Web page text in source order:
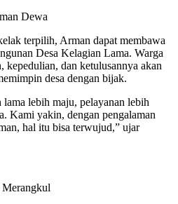
Dewa
terpilih, Arman dapat membawa
Desa Kelagian Lama. Warga
kepedulian, dan ketulusannya akan
desa dengan bijak.
lebih maju, pelayanan lebih
Kami yakin, dengan pengalaman
hal itu bisa terwujud,” ujar